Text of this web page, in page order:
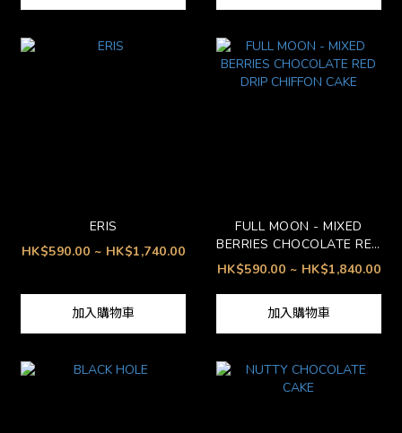
ERIS
HK$590.00 ~ HK$1,740.00
加入購物車
FULL MOON - MIXED
BERRIES CHOCOLATE RED
DRIP CHIFFON CAKE
HK$590.00 ~ HK$1,840.00
加入購物車